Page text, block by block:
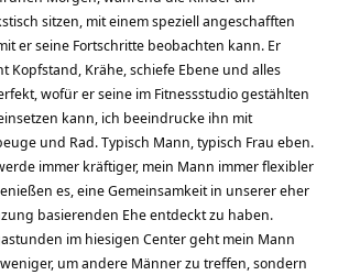
sitzen, mit einem speziell angeschafften
er seine Fortschritte beobachten kann. Er
Kopfstand, Krähe, schiefe Ebene und alles
wofür er seine im Fitnessstudio gestählten
kann, ich beeindrucke ihn mit
und Rad. Typisch Mann, typisch Frau eben.
immer kräftiger, mein Mann immer flexibler
es, eine Gemeinsamkeit in unserer eher
basierenden Ehe entdeckt zu haben.
im hiesigen Center geht mein Mann
um andere Männer zu treffen, sondern